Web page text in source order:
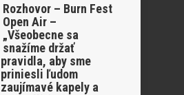
Rozhovor – Burn Fest
Open Air –
„Všeobecne sa
snažíme držať
pravidla, aby sme
priniesli ľudom
zaujímavé kapely a